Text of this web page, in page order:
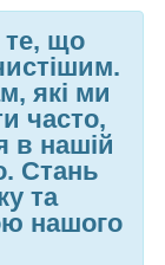
що
які ми
часто,
в нашій
Стань
та
нашого